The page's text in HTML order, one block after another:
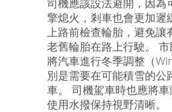
司機應該設法避開，因為
擎熄火，剎車也會更加遲
上路前檢查輪胎，避免讓
老舊輪胎在路上行駛。
將汽車進行冬季調整（
別是需要在可能積雪的公
車。 司機駕車時也應將
使用水撥保持視野清晰。